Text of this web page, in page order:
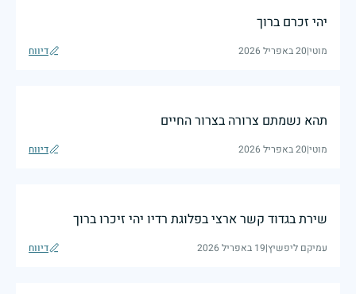
יהי זכרם ברוך
מוטי|20 באפריל 2026 דיווח
תהא נשמתם צרורה בצרור החיים
מוטי|20 באפריל 2026 דיווח
שירת בגדוד קשר ארצי בפלוגת רדיו יהי זיכרו ברוך
עמיקם ליפשיץ|19 באפריל 2026 דיווח